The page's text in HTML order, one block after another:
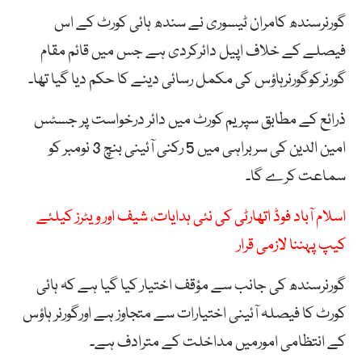
گورنرسندھ کامران ٹیسوری نے سندھ ہائی کورٹ کے اس
فیصلے کے خلاف اپیل دائرکردی ہے جس میں قائم مقام
گورنرکوگورنرہاؤس کی مکمل رسائی دینے کا حکم دیا گیا تھا۔
ذرائع کے مطابق سپریم کورٹ میں دائر درخواست پر جسٹس
امین الدین کی سربراہی میں 5 رکنی آئینی بنچ 3 نومبر کو
سماعت کرے گا۔
اسلام آباد فوڈ اتھارٹی کی نئی ہدایات، شیف اور ویٹرز کیلئے
کیپ پہننا لازمی قرار
گورنرسندھ کی جانب سے مؤقف اختیار کیا گیا ہے کہ ہائی
کورٹ کا فیصلہ آئینی اختیارات سے متجاوز ہے اورگورنر ہاؤس
کے انتظامی امورمیں مداخلت کے مترادف ہے۔